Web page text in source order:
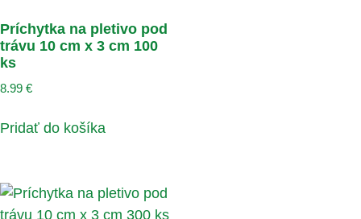
Príchytka na pletivo pod
trávu 10 cm x 3 cm 100
ks
8.99 €
Pridať do košíka